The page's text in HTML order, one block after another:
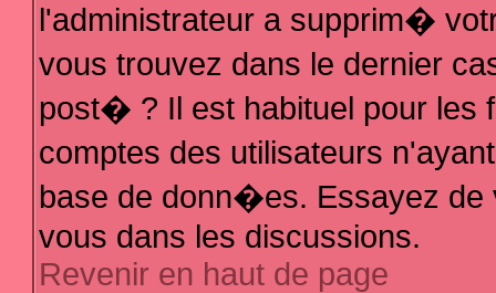
l'administrateur a supprim�
vous trouvez dans le dernier
post� ? Il est habituel pour les
comptes des utilisateurs
base de donn�es. Essayez de
vous dans les discussions.
Revenir en haut de page